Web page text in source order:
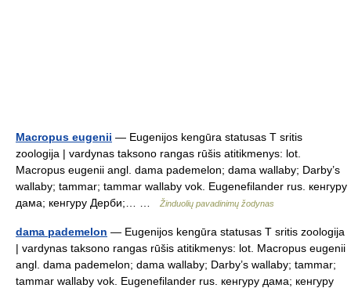
Macropus eugenii — Eugenijos kengūra statusas T sritis
zoologija | vardynas taksono rangas rūšis atitikmenys: lot.
Macropus eugenii angl. dama pademelon; dama wallaby; Darby’s
wallaby; tammar; tammar wallaby vok. Eugenefilander rus. кенгуру
дама; кенгуру Дерби;… …
Žinduolių pavadinimų žodynas
dama pademelon — Eugenijos kengūra statusas T sritis zoologija
| vardynas taksono rangas rūšis atitikmenys: lot. Macropus eugenii
angl. dama pademelon; dama wallaby; Darby’s wallaby; tammar;
tammar wallaby vok. Eugenefilander rus. кенгуру дама; кенгуру